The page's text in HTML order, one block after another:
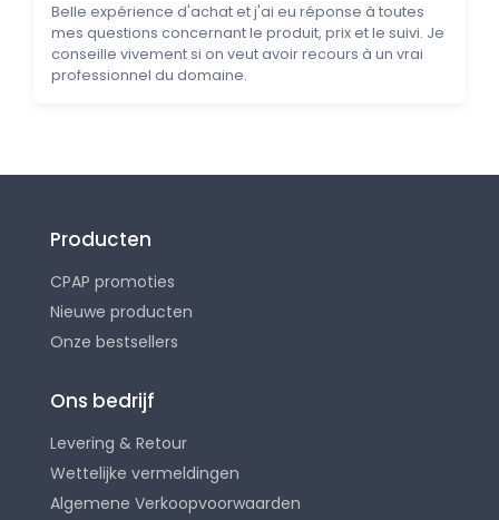
Belle expérience d'achat et j'ai eu réponse à toutes
mes questions concernant le produit, prix et le suivi. Je
conseille vivement si on veut avoir recours à un vrai
professionnel du domaine.
Producten
CPAP promoties
Nieuwe producten
Onze bestsellers
Ons bedrijf
Levering & Retour
Wettelijke vermeldingen
Algemene Verkoopvoorwaarden